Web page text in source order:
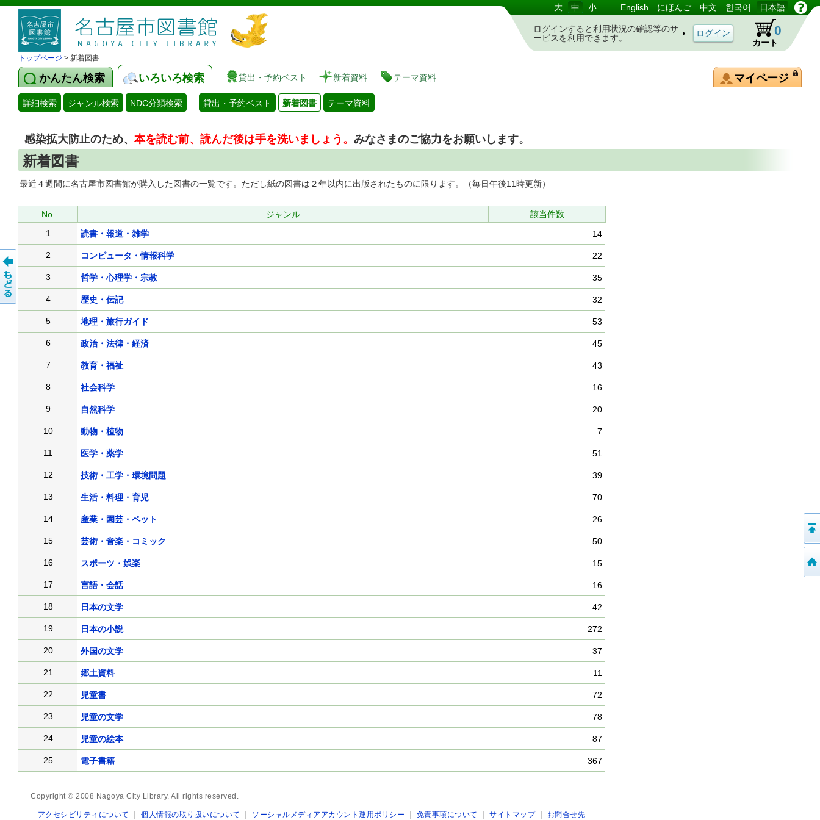
図書館 蔵書検索・予約システム 大 中 小 English にほんご 中文 한국어 日本語
ログインすると利用状況の確認等のサ
ービスを利用できます。
カート
0
トップページ > 新着図書
かんたん検索 いろいろ検索 貸出・予約ベスト 新着資料 テーマ資料 マイページ
詳細検索 ジャンル検索 NDC分類検索 貸出・予約ベスト 新着図書 テーマ資料
感染拡大防止のため、 本を読む前、読んだ後は手を洗いましょう。 みなさまのご協力をお願いします。
新着図書
最近４週間に名古屋市図書館が購入した図書の一覧です。ただし紙の図書は２年以内に出版されたものに限ります。（毎日午後11時更新）
No. ジャンル
該当件数
1
読書・報道・雑学 14
2 コンピュータ・情報科学 22
3 哲学・心理学・宗教 35
4 歴史・伝記 32
5 地理・旅行ガイド 53
6 政治・法律・経済 45
7 教育・福祉 43
8 社会科学 16
9 自然科学 20
10 動物・植物 7
11 医学・薬学 51
12 技術・工学・環境問題 39
13 生活・料理・育児 70
14 産業・園芸・ペット 26
15 芸術・音楽・コミック 50
16 スポーツ・娯楽 15
17 言語・会話 16
18 日本の文学 42
19 日本の小説 272
20 外国の文学 37
21 郷土資料 11
22 児童書 72
23 児童の文学 78
24 児童の絵本 87
25 電子書籍 367
Copyright © 2008 Nagoya City Library. All rights reserved.
アクセシビリティについて ｜個人情報の取り扱いについて ｜ ソーシャルメディアアカウント運用ポリシー ｜ 免責事項について ｜サイトマップ｜ お問合せ先